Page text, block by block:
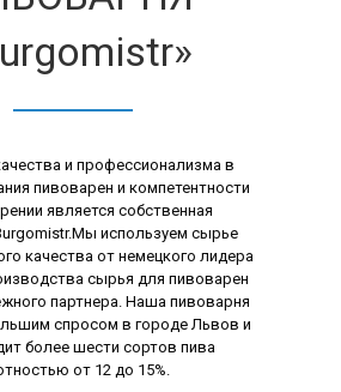
и профессионализма в
пивоварен и компетентности
является собственная
используем сырье
качества от немецкого лидера
сырья для пивоварен
партнера. Наша пивоварня
спросом в городе Львов и
более шести сортов пива
от 12 до 15%.